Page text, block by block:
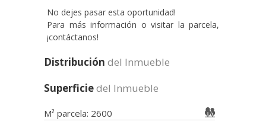
No dejes pasar esta oportunidad!
Para más información o visitar la parcela,
¡contáctanos!
Distribución del Inmueble
Superficiedel Inmueble
M² parcela: 2600